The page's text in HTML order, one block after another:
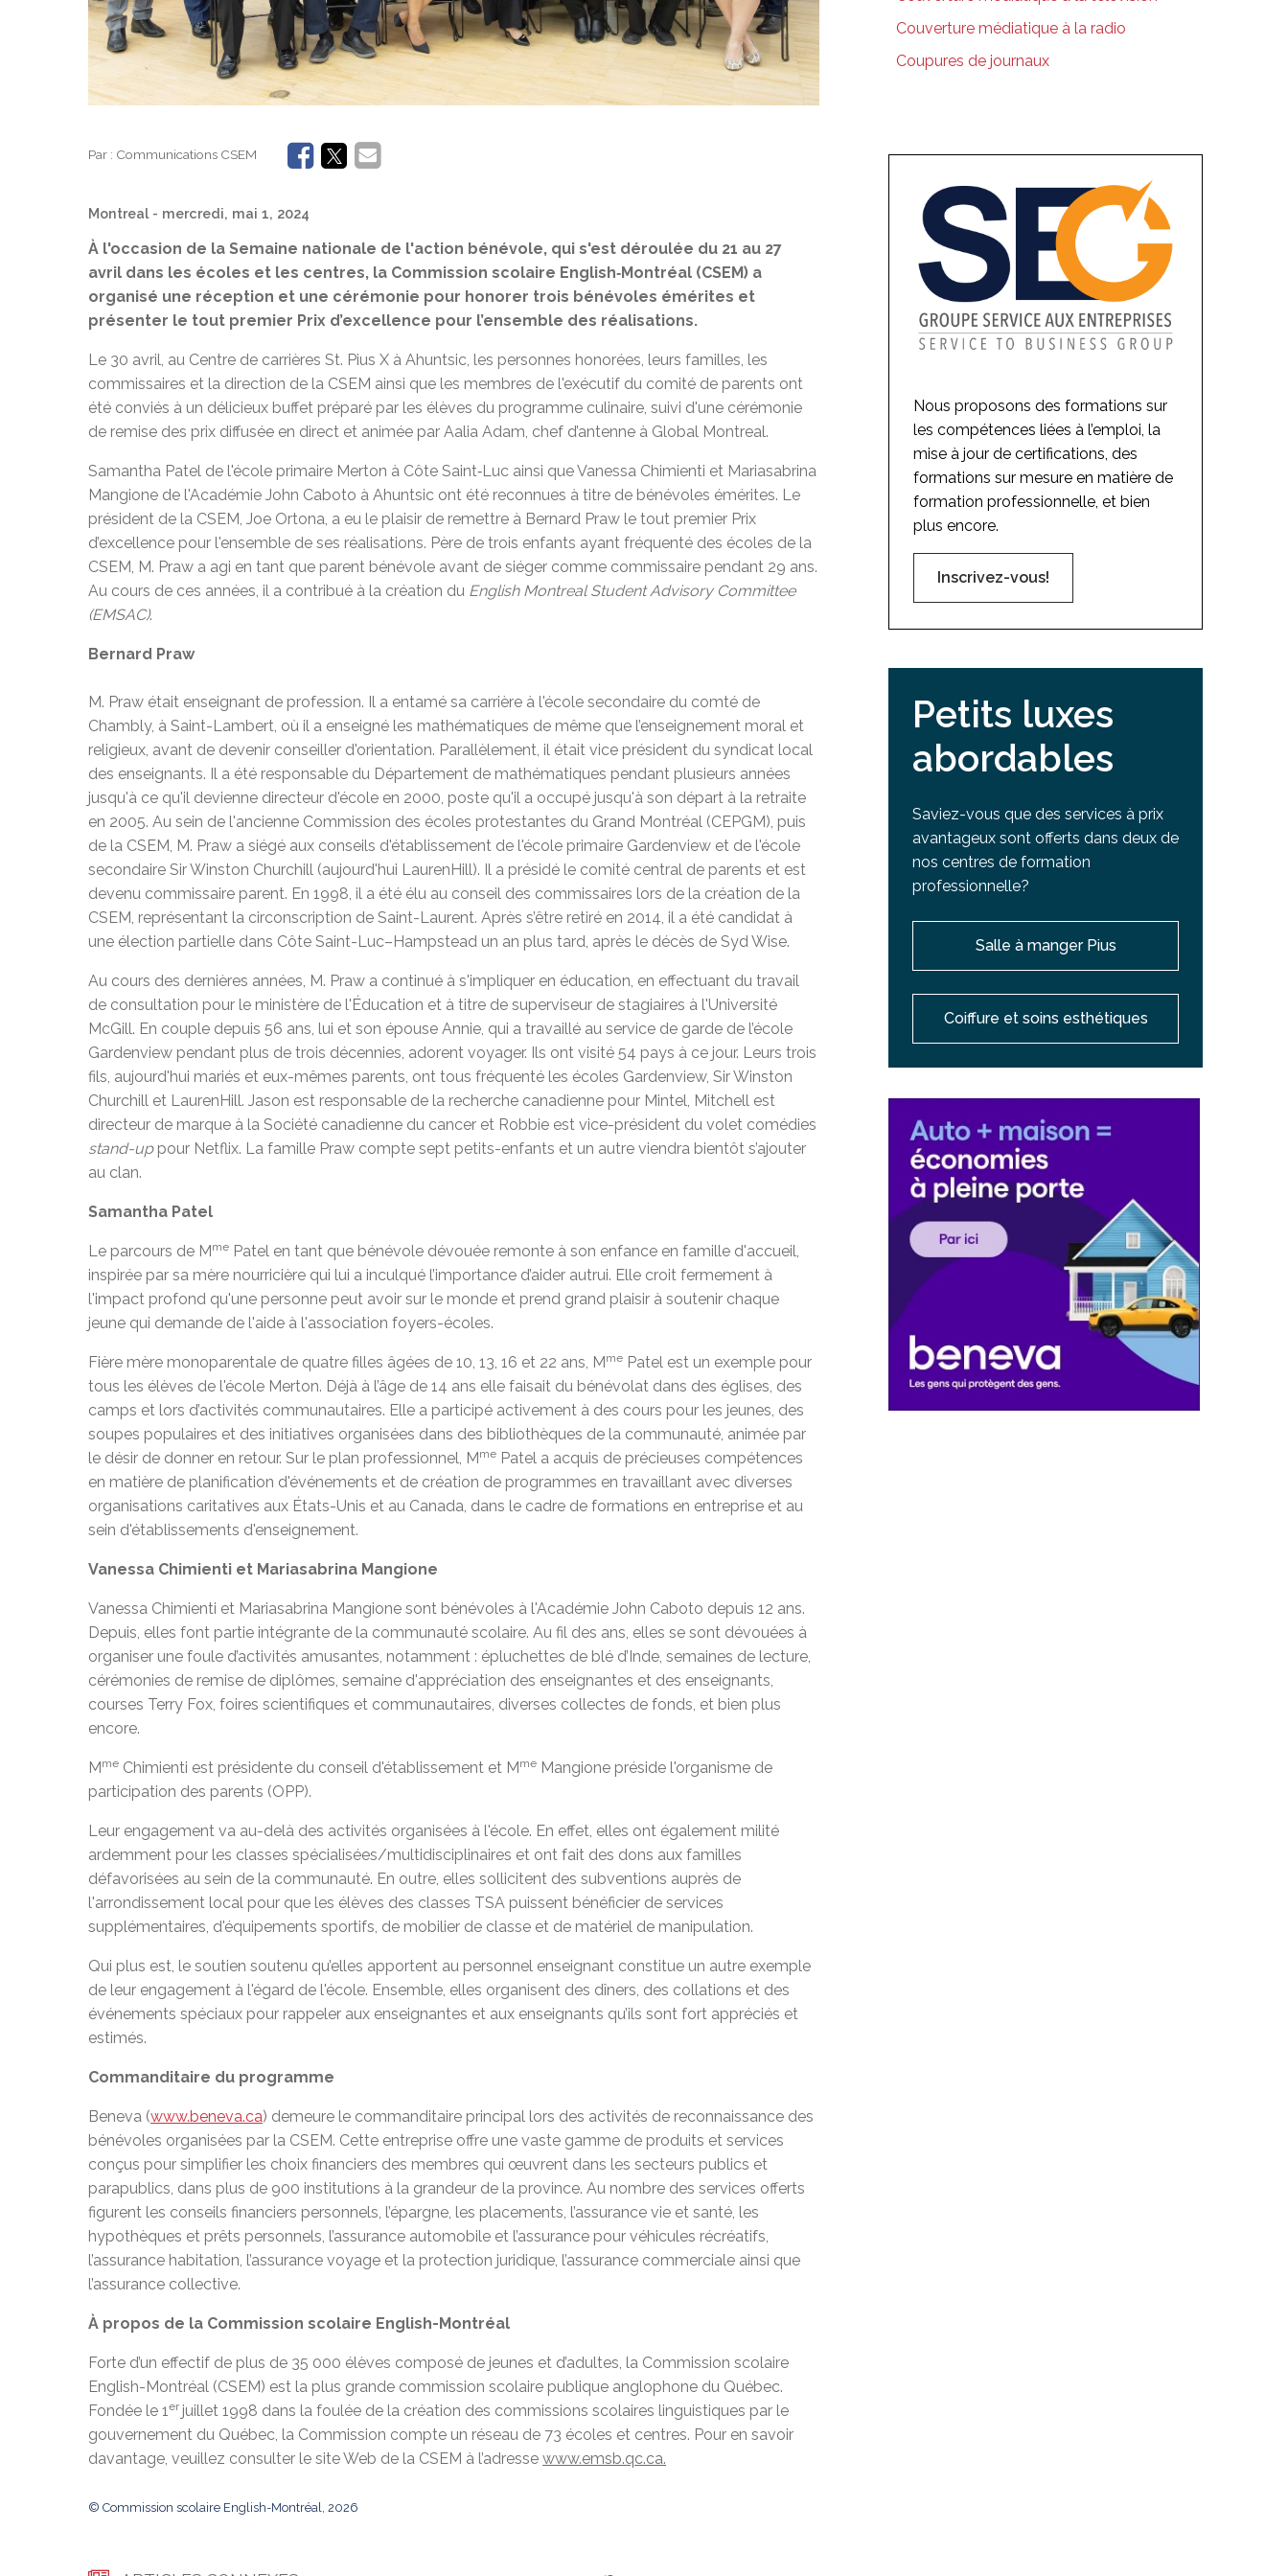
Par : Communications CSEM
Montreal - mercredi, mai 1, 2024
À l'occasion de la Semaine nationale de l'action bénévole, qui s'est déroulée du 21 au 27
avril dans les écoles et les centres, la Commission scolaire English‑Montréal (CSEM) a
organisé une réception et une cérémonie pour honorer trois bénévoles émérites et
présenter le tout premier Prix d’excellence pour l’ensemble des réalisations.
Le 30 avril, au Centre de carrières St. Pius X à Ahuntsic, les personnes honorées, leurs familles, les
commissaires et la direction de la CSEM ainsi que les membres de l'exécutif du comité de parents ont
été conviés à un délicieux buffet préparé par les élèves du programme culinaire, suivi d'une cérémonie
de remise des prix diffusée en direct et animée par Aalia Adam, chef d’antenne à Global Montreal.
Samantha Patel de l'école primaire Merton à Côte Saint‑Luc ainsi que Vanessa Chimienti et Mariasabrina
Mangione de l'Académie John Caboto à Ahuntsic ont été reconnues à titre de bénévoles émérites. Le
président de la CSEM, Joe Ortona, a eu le plaisir de remettre à Bernard Praw le tout premier Prix
d’excellence pour l'ensemble de ses réalisations. Père de trois enfants ayant fréquenté des écoles de la
CSEM, M. Praw a agi en tant que parent bénévole avant de siéger comme commissaire pendant 29 ans.
Au cours de ces années, il a contribué à la création du English Montreal Student Advisory Committee
(EMSAC).
Bernard Praw
M. Praw était enseignant de profession. Il a entamé sa carrière à l'école secondaire du comté de
Chambly, à Saint-Lambert, où il a enseigné les mathématiques de même que l’enseignement moral et
religieux, avant de devenir conseiller d'orientation. Parallèlement, il était vice président du syndicat local
des enseignants. Il a été responsable du Département de mathématiques pendant plusieurs années
jusqu'à ce qu'il devienne directeur d'école en 2000, poste qu'il a occupé jusqu'à son départ à la retraite
en 2005. Au sein de l'ancienne Commission des écoles protestantes du Grand Montréal (CEPGM), puis
de la CSEM, M. Praw a siégé aux conseils d'établissement de l'école primaire Gardenview et de l'école
secondaire Sir Winston Churchill (aujourd'hui LaurenHill). Il a présidé le comité central de parents et est
devenu commissaire parent. En 1998, il a été élu au conseil des commissaires lors de la création de la
CSEM, représentant la circonscription de Saint-Laurent. Après s’être retiré en 2014, il a été candidat à
une élection partielle dans Côte Saint-Luc–Hampstead un an plus tard, après le décès de Syd Wise.
Au cours des dernières années, M. Praw a continué à s'impliquer en éducation, en effectuant du travail
de consultation pour le ministère de l'Éducation et à titre de superviseur de stagiaires à l'Université
McGill. En couple depuis 56 ans, lui et son épouse Annie, qui a travaillé au service de garde de l’école
Gardenview pendant plus de trois décennies, adorent voyager. Ils ont visité 54 pays à ce jour. Leurs trois
fils, aujourd'hui mariés et eux-mêmes parents, ont tous fréquenté les écoles Gardenview, Sir Winston
Churchill et LaurenHill. Jason est responsable de la recherche canadienne pour Mintel, Mitchell est
directeur de marque à la Société canadienne du cancer et Robbie est vice-président du volet comédies
stand-uppour Netflix. La famille Praw compte sept petits-enfants et un autre viendra bientôt s’ajouter
au clan.
Samantha Patel
Le parcours de Mme Patel en tant que bénévole dévouée remonte à son enfance en famille d'accueil,
inspirée par sa mère nourricière qui lui a inculqué l’importance d’aider autrui. Elle croit fermement à
l'impact profond qu'une personne peut avoir sur le monde et prend grand plaisir à soutenir chaque
jeune qui demande de l'aide à l'association foyers-écoles.
Fière mère monoparentale de quatre filles âgées de 10, 13, 16 et 22 ans, Mme Patel est un exemple pour
tous les élèves de l'école Merton. Déjà à l’âge de 14 ans elle faisait du bénévolat dans des églises, des
camps et lors d’activités communautaires. Elle a participé activement à des cours pour les jeunes, des
soupes populaires et des initiatives organisées dans des bibliothèques de la communauté, animée par
le désir de donner en retour. Sur le plan professionnel, Mme Patel a acquis de précieuses compétences
en matière de planification d'événements et de création de programmes en travaillant avec diverses
organisations caritatives aux États-Unis et au Canada, dans le cadre de formations en entreprise et au
sein d'établissements d'enseignement.
Vanessa Chimienti et Mariasabrina Mangione
Vanessa Chimienti et Mariasabrina Mangione sont bénévoles à l'Académie John Caboto depuis 12 ans.
Depuis, elles font partie intégrante de la communauté scolaire. Au fil des ans, elles se sont dévouées à
organiser une foule d’activités amusantes, notamment : épluchettes de blé d’Inde, semaines de lecture,
cérémonies de remise de diplômes, semaine d'appréciation des enseignantes et des enseignants,
courses Terry Fox, foires scientifiques et communautaires, diverses collectes de fonds, et bien plus
encore.
Mme Chimienti est présidente du conseil d'établissement et Mme Mangione préside l'organisme de
participation des parents (OPP).
Leur engagement va au-delà des activités organisées à l'école. En effet, elles ont également milité
ardemment pour les classes spécialisées/multidisciplinaires et ont fait des dons aux familles
défavorisées au sein de la communauté. En outre, elles sollicitent des subventions auprès de
l'arrondissement local pour que les élèves des classes TSA puissent bénéficier de services
supplémentaires, d'équipements sportifs, de mobilier de classe et de matériel de manipulation.
Qui plus est, le soutien soutenu qu’elles apportent au personnel enseignant constitue un autre exemple
de leur engagement à l'égard de l'école. Ensemble, elles organisent des dîners, des collations et des
événements spéciaux pour rappeler aux enseignantes et aux enseignants qu’ils sont fort appréciés et
estimés.
Commanditaire du programme
Beneva (www.beneva.ca) demeure le commanditaire principal lors des activités de reconnaissance des
bénévoles organisées par la CSEM. Cette entreprise offre une vaste gamme de produits et services
conçus pour simplifier les choix financiers des membres qui œuvrent dans les secteurs publics et
parapublics, dans plus de 900 institutions à la grandeur de la province. Au nombre des services offerts
figurent les conseils financiers personnels, l’épargne, les placements, l’assurance vie et santé, les
hypothèques et prêts personnels, l’assurance automobile et l’assurance pour véhicules récréatifs,
l’assurance habitation, l’assurance voyage et la protection juridique, l’assurance commerciale ainsi que
l’assurance collective.
À propos de la Commission scolaire English-Montréal
Forte d’un effectif de plus de 35 000 élèves composé de jeunes et d’adultes, la Commission scolaire
English-Montréal (CSEM) est la plus grande commission scolaire publique anglophone du Québec.
Fondée le 1er juillet 1998 dans la foulée de la création des commissions scolaires linguistiques par le
gouvernement du Québec, la Commission compte un réseau de 73 écoles et centres. Pour en savoir
davantage, veuillez consulter le site Web de la CSEM à l’adresse www.emsb.qc.ca.
© Commission scolaire English-Montréal, 2026
Couverture médiatique à la radio
Coupures de journaux
Nous proposons des formations sur
les compétences liées à l’emploi, la
mise à jour de certifications, des
formations sur mesure en matière de
formation professionnelle, et bien
plus encore.
Inscrivez-vous!
Petits luxes
abordables
Saviez-vous que des services à prix
avantageux sont offerts dans deux de
nos centres de formation
professionnelle?
Salle à manger Pius
Coiffure et soins esthétiques